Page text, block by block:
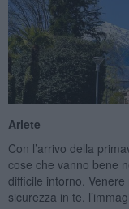
Ariete
Con l’arrivo della
cose che vanno bene
difficile intorno.
sicurezza in te,